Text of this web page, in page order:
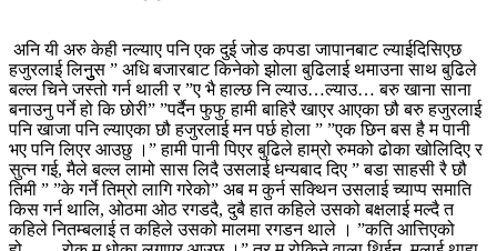
अनि यी अरु केही नल्याए पनि एक दुई जोड कपडा जापानबाट ल्याईदिसिएछ
हजुरलाई लिनुुुस ” अधि बजारबाट किनेको झोला बुढिलाई थमाउना साथ बुढिले
बल्ल चिने जस्तो गर्न थाली र ”ए भै हाल्छ नि ल्याउ…ल्याउ… बरु खाना साना
बनाउनु पर्ने हो कि छोरी” ”पर्दैन फुफु हामी बाहिरै खाएर आएका छौ बरु हजुरलाई
पनि खाजा पनि ल्याएका छौ हजुरलाई मन पर्छ होला ” ”एक छिन बस है म पानी
भए पनि लिएर आउछु ।” हामी पानी पिएर बुढिले हाम्रो रुमको ढोका खोलिदिए र
सुत्न गई, मैले बल्ल लामो सास लिदै उसलाई धन्यबाद दिए ” बडा साहसी रै छौ
तिमी ” ”के गर्ने तिम्रो लागि गरेको” अब म कुर्न सक्थिन उसलाई च्याप्प समाति
किस गर्न थालि, ओठमा ओठ रगडदै, दुबै हात कहिले उसको बक्षलाई मल्दै त
कहिले नितम्बलाई त कहिले उसको मालमा रगडन थाले । ”कति आत्तिएको